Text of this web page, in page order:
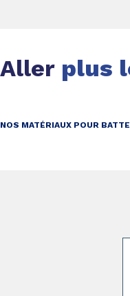
Aller plus
NOS MATÉRIAUX POUR